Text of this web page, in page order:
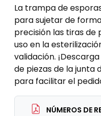
La trampa de
para sujetar de
precisión las tiras de
uso en la
validación.
de piezas de la junta
para facilitar el
NÚMEROS DE